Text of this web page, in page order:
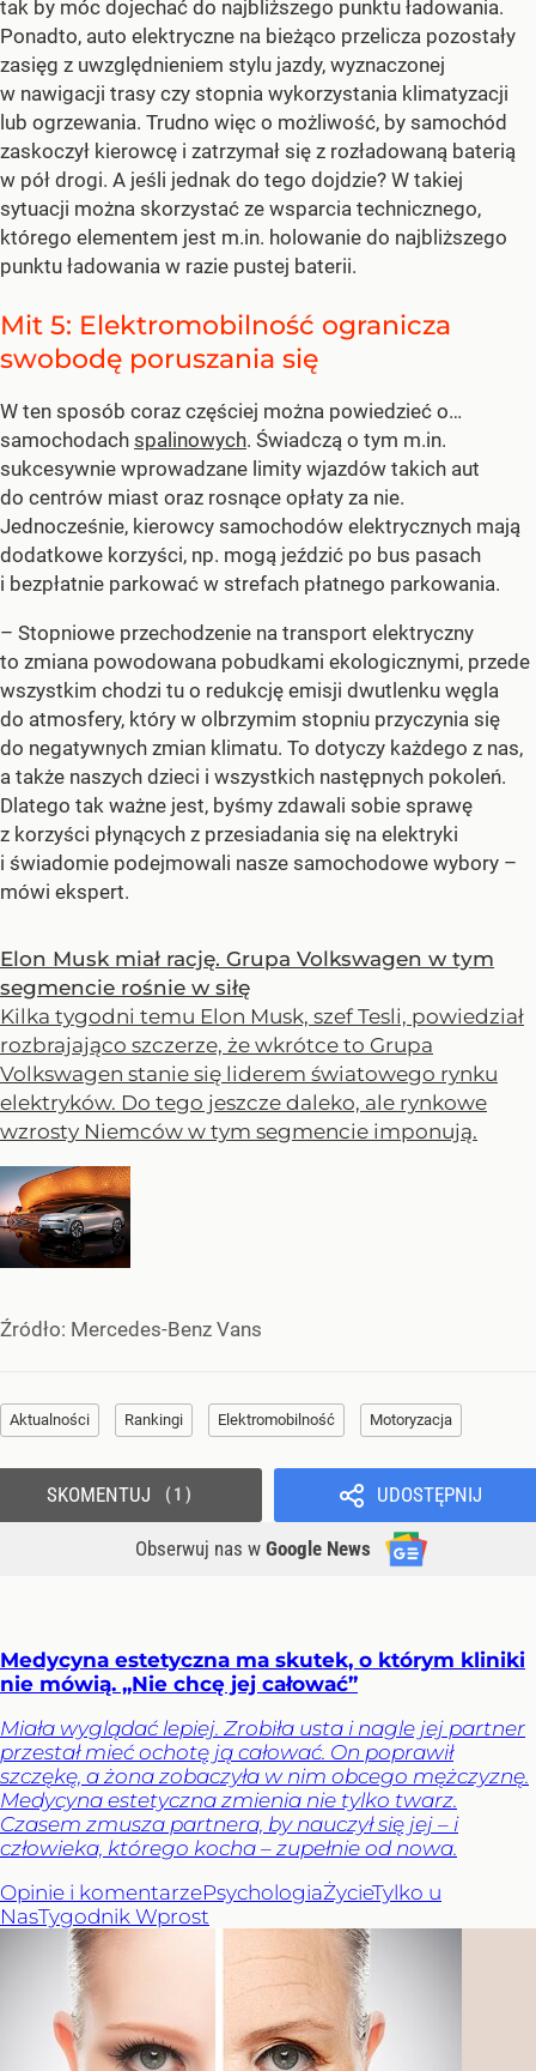
tak by móc dojechać do najbliższego punktu ładowania.
Ponadto, auto elektryczne na bieżąco przelicza pozostały
zasięg z uwzględnieniem stylu jazdy, wyznaczonej
w nawigacji trasy czy stopnia wykorzystania klimatyzacji
lub ogrzewania. Trudno więc o możliwość, by samochód
zaskoczył kierowcę i zatrzymał się z rozładowaną baterią
w pół drogi. A jeśli jednak do tego dojdzie? W takiej
sytuacji można skorzystać ze wsparcia technicznego,
którego elementem jest m.in. holowanie do najbliższego
punktu ładowania w razie pustej baterii.
Mit 5: Elektromobilność ogranicza
swobodę poruszania się
W ten sposób coraz częściej można powiedzieć o…
samochodach spalinowych. Świadczą o tym m.in.
sukcesywnie wprowadzane limity wjazdów takich aut
do centrów miast oraz rosnące opłaty za nie.
Jednocześnie, kierowcy samochodów elektrycznych mają
dodatkowe korzyści, np. mogą jeździć po bus pasach
i bezpłatnie parkować w strefach płatnego parkowania.
– Stopniowe przechodzenie na transport elektryczny
to zmiana powodowana pobudkami ekologicznymi, przede
wszystkim chodzi tu o redukcję emisji dwutlenku węgla
do atmosfery, który w olbrzymim stopniu przyczynia się
do negatywnych zmian klimatu. To dotyczy każdego z nas,
a także naszych dzieci i wszystkich następnych pokoleń.
Dlatego tak ważne jest, byśmy zdawali sobie sprawę
z korzyści płynących z przesiadania się na elektryki
i świadomie podejmowali nasze samochodowe wybory –
mówi ekspert.
Elon Musk miał rację. Grupa Volkswagen w tym
segmencie rośnie w siłę
Kilka tygodni temu Elon Musk, szef Tesli, powiedział
rozbrajająco szczerze, że wkrótce to Grupa
Volkswagen stanie się liderem światowego rynku
elektryków. Do tego jeszcze daleko, ale rynkowe
wzrosty Niemców w tym segmencie imponują.
Źródło: Mercedes-Benz Vans
Aktualności Rankingi Elektromobilność Motoryzacja
UDOSTĘPNIJ
Obserwuj nas w Google News
SKOMENTUJ 1
Medycyna estetyczna ma skutek, o którym kliniki
nie mówią. „Nie chcę jej całować”
Miała wyglądać lepiej. Zrobiła usta i nagle jej partner
przestał mieć ochotę ją całować. On poprawił
szczękę, a żona zobaczyła w nim obcego mężczyznę.
Medycyna estetyczna zmienia nie tylko twarz.
Czasem zmusza partnera, by nauczył się jej – i
człowieka, którego kocha – zupełnie od nowa.
Opinie i komentarzePsychologiaŻycieTylko u
NasTygodnik Wprost